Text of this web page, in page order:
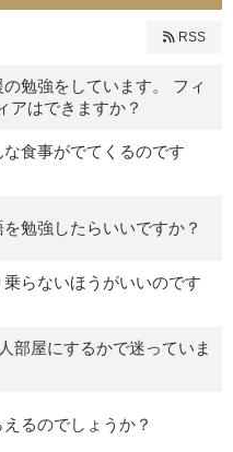
RSS
勉強をしています。 フィ
アはできますか？
食事がでてくるのです
勉強したらいいですか？
らないほうがいいのです
部屋にするかで迷っていま
るのでしょうか？